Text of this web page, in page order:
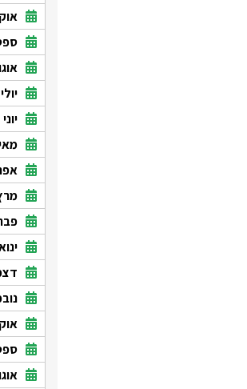
יולי 2021
יוני 2021
מאי
מרץ
ינואר